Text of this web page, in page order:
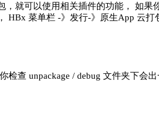
，就可以使用相关插件的功能， 如
HBx 菜单栏 -》发行-》原生App 云
检查 unpackage / debug 文件夹下会